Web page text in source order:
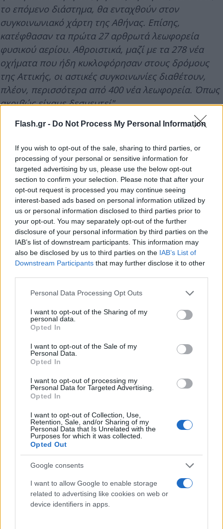
Flash.gr - Do Not Process My Personal Information
If you wish to opt-out of the sale, sharing to third parties, or
processing of your personal or sensitive information for
targeted advertising by us, please use the below opt-out
section to confirm your selection. Please note that after your
opt-out request is processed you may continue seeing
interest-based ads based on personal information utilized by
us or personal information disclosed to third parties prior to
your opt-out. You may separately opt-out of the further
disclosure of your personal information by third parties on the
IAB’s list of downstream participants. This information may
also be disclosed by us to third parties on the IAB’s List of
Downstream Participants that may further disclose it to other
Please note that this website/app uses one or more Google
not limited to your visit or usage behaviour. You may click to
grant or deny consent to Google and its third-party tags to
use your data for below specified purposes in below Google
consent section.
Personal Data Processing Opt Outs
I want to opt-out of the Sharing of my
personal data.
Opted In
I want to opt-out of the Sale of my
Personal Data.
Opted In
I want to opt-out of processing my
Personal Data for Targeted Advertising.
Opted In
I want to opt-out of Collection, Use,
Retention, Sale, and/or Sharing of my
Personal Data that Is Unrelated with the
Purposes for which it was collected.
Opted Out
Google consents
I want to allow Google to enable storage
related to advertising like cookies on web or
device identifiers in apps.
το επόμενο διάστημα, θα ενταχθούν στον
συγκοινωνιακό χάρτη της Αθήνας. Επίσης,
κατέφθασαν τα πρώτα 27 αρθρωτά λεωφορεία
φυσικού αερίου. Αθροιστικά, μαζί με τα 278 νέα
οχήματα που ήδη κυκλοφόρησαν στους δρόμους
της Αττικής, οι αστικές συγκοινωνίες διαθέτουν,
πλέον, περισσότερα από 400 νέα λεωφορεία. Όπως
ακριβώς είχαμε δεσμευτεί"
ο Υπουργός πρόσθεσε: "Ο εκσυγχρονισμός
του στόλου συνεχίζεται, με συνέπεια και
μεθοδικότητα. Στόχος μας, τα 950 νέα λεωφορεία
επαναλάβω τις ευχές μου για Καλή Χρονιά, με υγεία,
ευημερία, δημιουργικότητα και αλληλεγγύη".
Ο Υφυπουργός Υποδομών και Μεταφορών,
αρμόδιος για τις Μεταφορές, Βασίλης
που παραλάβαμε και θα θέσουμε τις επόμενες
ημέρες σε κυκλοφορία, ενισχύουμε την ποιότητα
των αστικών συγκοινωνιών, προσφέροντας
ασφαλείς, σύγχρονες και φιλικές προς το
περιβάλλον μετακινήσεις στους πολίτες.